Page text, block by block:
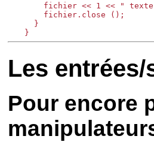
fichier << 1 << "
fichier.close ();
  }
Les
Pour encore